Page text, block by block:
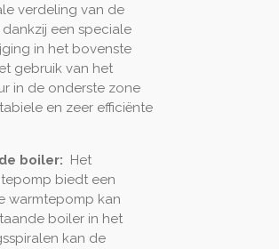
verdeling van de
een speciale
in het bovenste
gebruik van het
in de onderste zone
en zeer efficiënte
boiler:
Het
biedt een
warmtepomp kan
boiler in het
kan de